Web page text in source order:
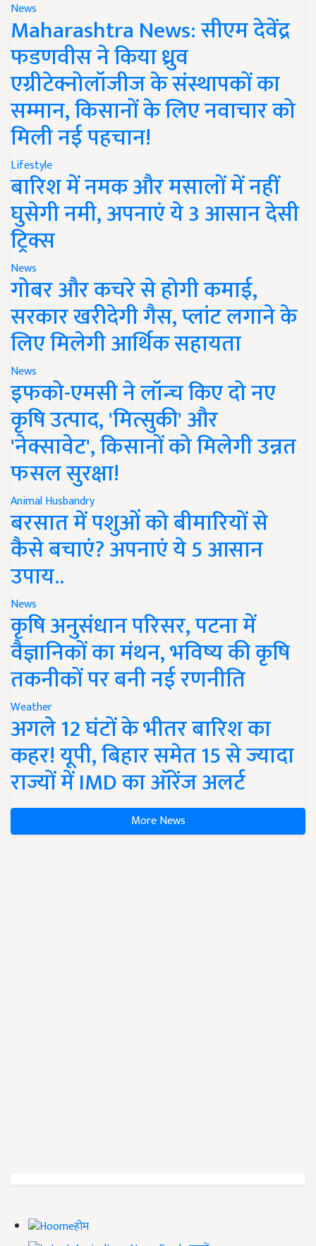
News
Maharashtra News: सीएम देवेंद्र
फडणवीस ने किया ध्रुव
एग्रीटेक्नोलॉजीज के संस्थापकों का
सम्मान, किसानों के लिए नवाचार को
मिली नई पहचान!
Lifestyle
बारिश में नमक और मसालों में नहीं
घुसेगी नमी, अपनाएं ये 3 आसान देसी
ट्रिक्स
News
गोबर और कचरे से होगी कमाई,
सरकार खरीदेगी गैस, प्लांट लगाने के
लिए मिलेगी आर्थिक सहायता
News
इफको-एमसी ने लॉन्च किए दो नए
कृषि उत्पाद, 'मित्सुकी' और
'नेक्सावेट', किसानों को मिलेगी उन्नत
फसल सुरक्षा!
Animal Husbandry
बरसात में पशुओं को बीमारियों से
कैसे बचाएं? अपनाएं ये 5 आसान
उपाय..
News
कृषि अनुसंधान परिसर, पटना में
वैज्ञानिकों का मंथन, भविष्य की कृषि
तकनीकों पर बनी नई रणनीति
Weather
अगले 12 घंटों के भीतर बारिश का
कहर! यूपी, बिहार समेत 15 से ज्यादा
राज्यों में IMD का ऑरेंज अलर्ट
More News
होम